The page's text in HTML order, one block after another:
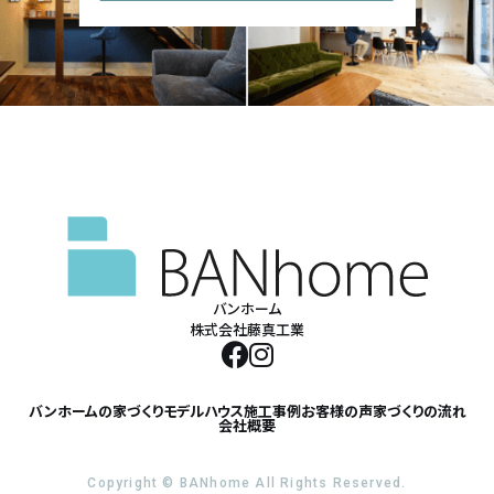
バンホーム
株式会社藤真工業
バンホームの家づくりモデルハウス施工事例お客様の声家づくりの流れ
会社概要
Copyright © BANhome All Rights Reserved.